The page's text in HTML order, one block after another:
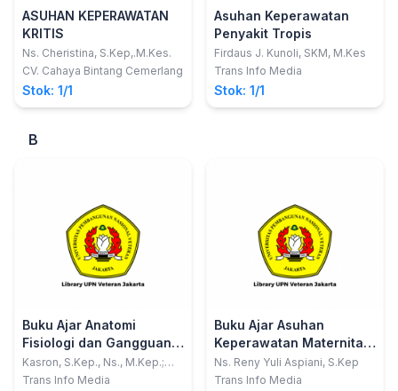
ASUHAN KEPERAWATAN
KRITIS
Ns. Cheristina, S.Kep,.M.Kes.
CV. Cahaya Bintang Cemerlang
Stok: 1/1
Asuhan Keperawatan
Penyakit Tropis
Firdaus J. Kunoli, SKM, M.Kes
Trans Info Media
Stok: 1/1
B
Buku Ajar Anatomi
Fisiologi dan Gangguan
Sistem Pencernaan
Kasron, S.Kep., Ns., M.Kep.;
Susilawati, S.ST., M.Keb.
Trans Info Media
Buku Ajar Asuhan
Keperawatan Maternitas
Aplikasi NANDA, NIC dan
NOC
Ns. Reny Yuli Aspiani, S.Kep
Trans Info Media